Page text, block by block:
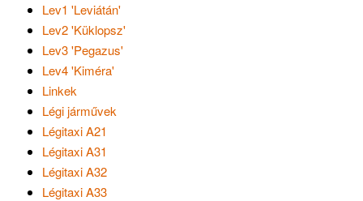
Lev1 'Leviátán'
Lev2 'Küklopsz'
Lev3 'Pegazus'
Lev4 'Kiméra'
Linkek
Légi járművek
Légitaxi A21
Légitaxi A31
Légitaxi A32
Légitaxi A33